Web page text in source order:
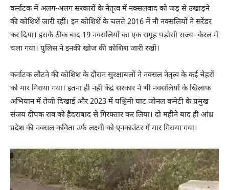
कर्नाटक में अलग-अलग सरकारों के नेतृत्व में नक्सलवाद को जड़ से उखाड़ने
की कोशिशें जारी रहीं। इन कोशिशें के चलते 2016 में नौ नक्सलियों ने सरेंडर
कर दिया। इसके ठीक बाद 19 नक्सलियों का एक समूह पड़ोसी राज्य- केरल में
चला गया। पुलिस ने इनकी खोज की कोशिश जारी रखीं।
कर्नाटक लौटने की कोशिश के दौरान सुरक्षाबलों ने नक्सल नेतृत्व के कई चेहरों
को मार गिराया गया। इतना ही नहीं केंद्र सरकार ने भी नक्सलियों के खिलाफ
अभियान में तेजी दिखाई और 2023 में पश्चिमी घाट जोनल कमेटी के प्रमुख
संजय दीपक राव को हैदराबाद से गिरफ्तार कर लिया। दो महीने बाद ही आंध्र
प्रदेश की नक्सल कविता उर्फ लक्ष्मी को एनकाउंटर में मार गिराया गया।